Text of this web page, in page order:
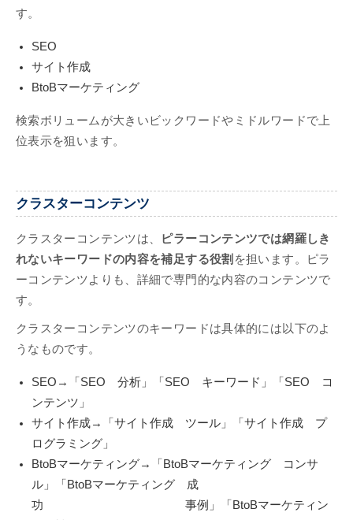
す。
SEO
サイト作成
BtoBマーケティング
検索ボリュームが大きいビックワードやミドルワードで上
位表示を狙います。
クラスターコンテンツ
クラスターコンテンツは、
ピラーコンテンツでは網羅しき
れないキーワードの内容を補足する役割 を担います。ピラ
ーコンテンツよりも、詳細で専門的な内容のコンテンツで
す。
クラスターコンテンツのキーワードは具体的には以下のよ
うなものです。
SEO→「SEO 分析」「SEO キーワード」「SEO コ
ンテンツ」
サイト作成→「サイト作成 ツール」「サイト作成 プ
ログラミング」
BtoBマーケティング→「BtoBマーケティング コンサ
ル」「BtoBマーケティング 成
功 事例」「BtoBマーケティン